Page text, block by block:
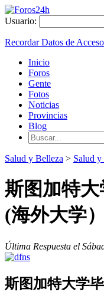
Usuario:
Recordar Datos de Acceso
Inicio
Foros
Gente
Fotos
Noticias
Provincias
Blog
Salud y Belleza > Salud y
斯图加特
(海外大学
Última Respuesta el
斯图加特大学